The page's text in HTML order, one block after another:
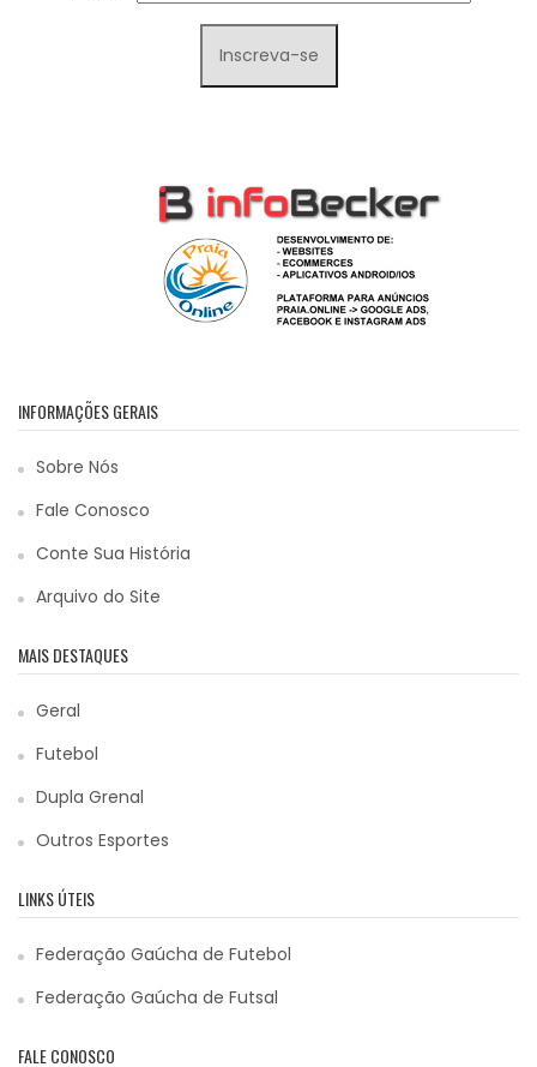
INFORMAÇÕES GERAIS
Sobre Nós
Fale Conosco
Conte Sua História
Arquivo do Site
MAIS DESTAQUES
Geral
Futebol
Dupla Grenal
Outros Esportes
LINKS ÚTEIS
Federação Gaúcha de Futebol
Federação Gaúcha de Futsal
FALE CONOSCO